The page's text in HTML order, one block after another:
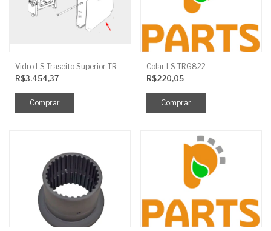
Vidro LS Traseito Superior TR
R$3.454,37
Colar LS TRG822
R$220,05